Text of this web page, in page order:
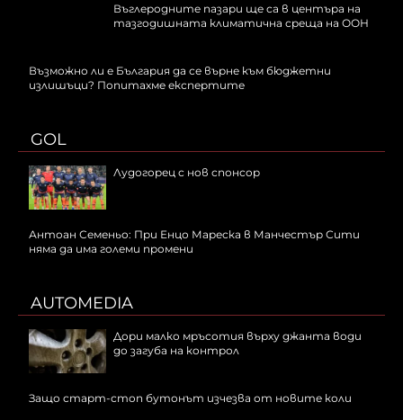
Въглеродните пазари ще са в центъра на
тазгодишната климатична среща на ООН
Възможно ли е България да се върне към бюджетни
излишъци? Попитахме експертите
GOL
Лудогорец с нов спонсор
Антоан Семеньо: При Енцо Мареска в Манчестър Сити
няма да има големи промени
AUTOMEDIA
Дори малко мръсотия върху джанта води
до загуба на контрол
Защо старт-стоп бутонът изчезва от новите коли